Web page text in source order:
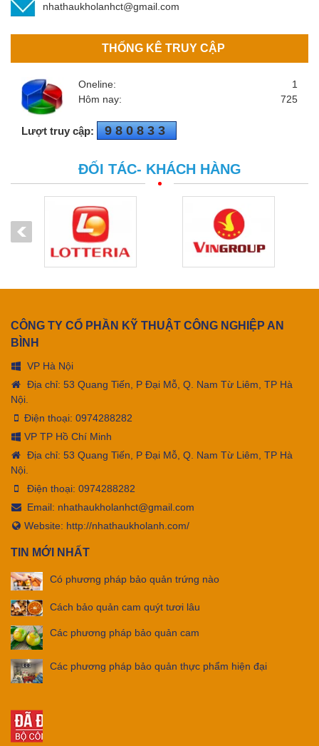
nhathaukholanhct@gmail.com
THỐNG KÊ TRUY CẬP
Oneline:
1
Hôm nay:
725
Lượt truy cập: 980833
ĐỐI TÁC- KHÁCH HÀNG
CÔNG TY CỔ PHẦN KỸ THUẬT CÔNG NGHIỆP AN
BÌNH
VP Hà Nội
Địa chỉ: 53 Quang Tiến, P Đại Mỗ, Q. Nam Từ Liêm, TP Hà
Nội.
Điện thoại: 0974288282
VP TP Hồ Chí Minh
Địa chỉ: 53 Quang Tiến, P Đại Mỗ, Q. Nam Từ Liêm, TP Hà
Nội.
Điện thoại: 0974288282
Email: nhathaukholanhct@gmail.com
Website: http://nhathaukholanh.com/
TIN MỚI NHẤT
Có phương pháp bảo quản trứng nào
Cách bảo quản cam quýt tươi lâu
Các phương pháp bảo quản cam
Các phương pháp bảo quản thực phẩm hiện đại